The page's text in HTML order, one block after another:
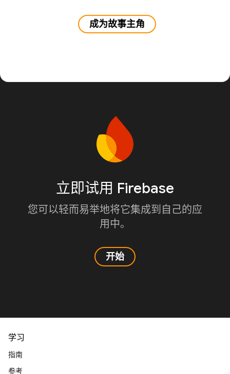
成为故事主角
立即试用 Firebase
您可以轻而易举地将它集成到自己的应
用中。
开始
学习
指南
参考